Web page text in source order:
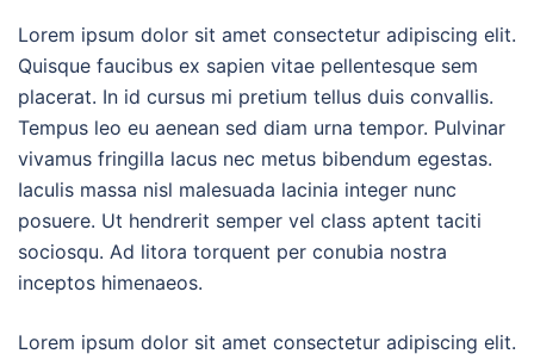
Lorem ipsum dolor sit amet consectetur adipiscing elit.
Quisque faucibus ex sapien vitae pellentesque sem
placerat. In id cursus mi pretium tellus duis convallis.
Tempus leo eu aenean sed diam urna tempor. Pulvinar
vivamus fringilla lacus nec metus bibendum egestas.
Iaculis massa nisl malesuada lacinia integer nunc
posuere. Ut hendrerit semper vel class aptent taciti
sociosqu. Ad litora torquent per conubia nostra
inceptos himenaeos.
Lorem ipsum dolor sit amet consectetur adipiscing elit.